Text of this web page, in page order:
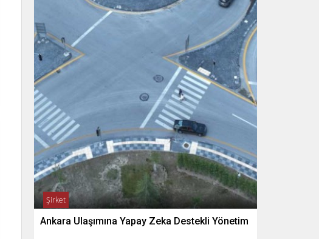
Şirket
Ankara Ulaşımına Yapay Zeka Destekli Yönetim